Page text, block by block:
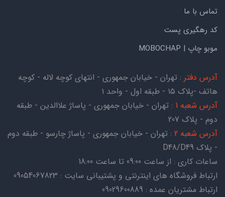
تماس با ما
کد رهگیری پست
موبو چاپ | MOBOCHAP
آدرس دفتر : تهران - خیابان جمهوری - انتهای کوچه لاله - کوچه
هاتف -پلاک ۱۵ - طبقه اول - واحد ۱
آدرس شعبه 1
: تهران - خیابان جمهوری - پاساژ علاالدین - طبقه
دوم - پلاک 207
آدرس شعبه 2
: تهران - خیابان جمهوری - پاساژ چارسو - طبقه دوم
- پلاک D48/D49
ساعات کاری : از ساعت 09:00 تا ساعت 18:00
ارتباط فروشگاه های اینترنتی و پشتیبانی سایت : 09054067823
ارتباط مشتریان عمده : 09029600889